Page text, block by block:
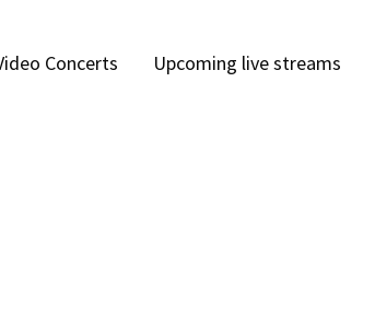
Concerts Upcoming live streams